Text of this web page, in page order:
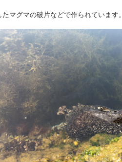
マグマの破片などで作られています。